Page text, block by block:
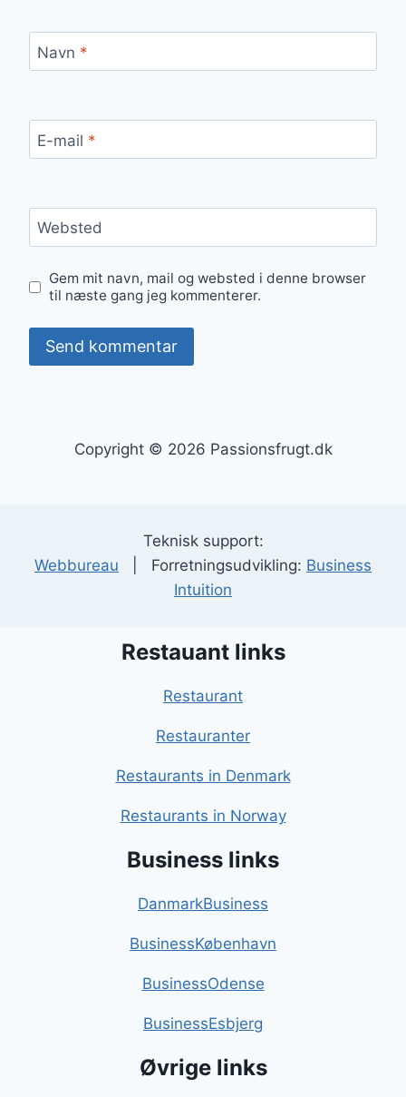
Navn *
E-mail *
Websted
Gem mit navn, mail og websted i denne browser
til næste gang jeg kommenterer.
Copyright © 2026 Passionsfrugt.dk
Teknisk support:
Webbureau | Forretningsudvikling: Business
Intuition
Restauant links
Restaurant
Restauranter
Restaurants in Denmark
Restaurants in Norway
Business links
DanmarkBusiness
BusinessKøbenhavn
BusinessOdense
BusinessEsbjerg
Øvrige links